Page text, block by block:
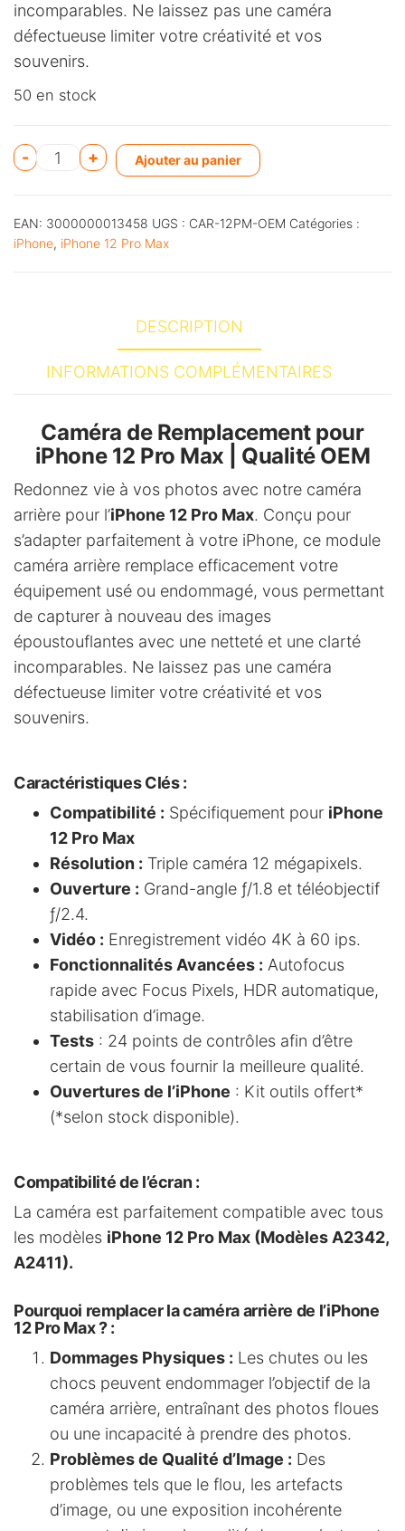
incomparables. Ne laissez pas une caméra
défectueuse limiter votre créativité et vos
souvenirs.
50 en stock
- + Ajouter au panier
A
e
:
EAN: 3000000013458 UGS : CAR-12PM-OEM Catégories :
iPhone, iPhone 12 Pro Max
DESCRIPTION
INFORMATIONS COMPLÉMENTAIRES
Caméra de Remplacement pour
iPhone 12 Pro Max | Qualité OEM
Redonnez vie à vos photos avec notre caméra
arrière pour l’iPhone 12 Pro Max. Conçu pour
s’adapter parfaitement à votre iPhone, ce module
caméra arrière remplace efficacement votre
équipement usé ou endommagé, vous permettant
de capturer à nouveau des images
époustouflantes avec une netteté et une clarté
incomparables. Ne laissez pas une caméra
défectueuse limiter votre créativité et vos
souvenirs.
Caractéristiques Clés :
Compatibilité : Spécifiquement pour iPhone
12 Pro Max
Résolution : Triple caméra 12 mégapixels.
Ouverture : Grand-angle ƒ/1.8 et téléobjectif
ƒ/2.4.
Vidéo : Enregistrement vidéo 4K à 60 ips.
Fonctionnalités Avancées : Autofocus
rapide avec Focus Pixels, HDR automatique,
stabilisation d’image.
Tests : 24 points de contrôles afin d’être
certain de vous fournir la meilleure qualité.
Ouvertures de l’iPhone : Kit outils offert*
(*selon stock disponible).
Compatibilité de l’écran:
La caméra est parfaitement compatible avec tous
les modèles iPhone 12 Pro Max (Modèles A2342,
A2411).
Pourquoi remplacer la caméra arrière de l’iPhone
12 Pro Max ?:
Dommages Physiques : Les chutes ou les
chocs peuvent endommager l’objectif de la
caméra arrière, entraînant des photos floues
ou une incapacité à prendre des photos.
Problèmes de Qualité d’Image : Des
problèmes tels que le flou, les artefacts
d’image, ou une exposition incohérente